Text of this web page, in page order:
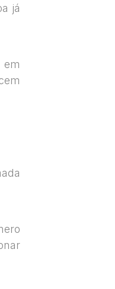
já